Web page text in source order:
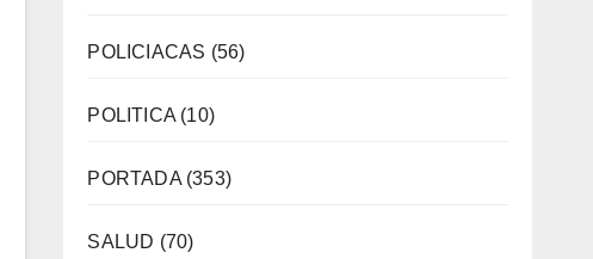
POLICIACAS (56)
POLITICA(10)
PORTADA(353)
SALUD (70)